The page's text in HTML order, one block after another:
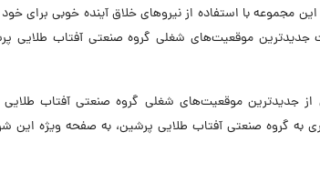
مجموعه با استفاده از نیروهای خلاق آینده خوبی برای
موقعیت‌های شغلی گروه صنعتی آفتاب طلایی
جدیدترین موقعیت‌های شغلی گروه صنعتی آفتاب
به گروه صنعتی آفتاب طلایی پرشین، به صفحه ویژه این